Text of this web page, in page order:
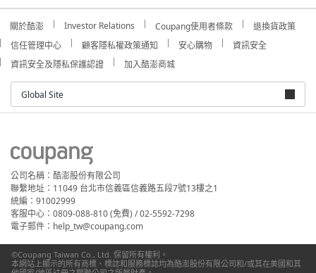
關於酷澎 Investor Relations Coupang使用者條款
退換貨政策
信任管理中心
顧客隱私權政策通知 安心購物
資訊安全
資訊安全及隱私保護認證
加入酷澎商城
Global Site
公司名稱：酷澎股份有限公司
聯繫地址：11049 台北市信義區信義路五段7號13樓之1
統編：91002999
客服中心：0809-088-810 (免費) / 02-5592-7298
電子郵件：help_tw@coupang.com
©Coupang Taiwan Co., Ltd. 保留所有權利。
本網站上顯示的所有商標、標誌和服務標誌均為酷澎股份有限公司和/或其在美國和其